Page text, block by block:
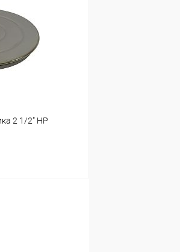
Под заказ
2 1/2" НР